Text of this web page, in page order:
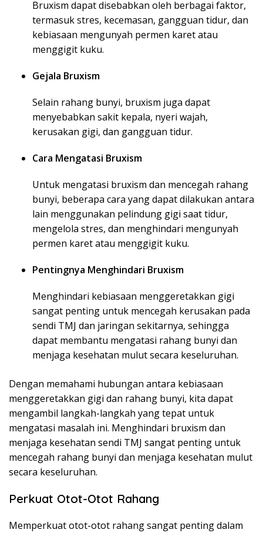
Bruxism dapat disebabkan oleh berbagai faktor,
termasuk stres, kecemasan, gangguan tidur, dan
kebiasaan mengunyah permen karet atau
menggigit kuku.
Gejala Bruxism
Selain rahang bunyi, bruxism juga dapat
menyebabkan sakit kepala, nyeri wajah,
kerusakan gigi, dan gangguan tidur.
Cara Mengatasi Bruxism
Untuk mengatasi bruxism dan mencegah rahang
bunyi, beberapa cara yang dapat dilakukan antara
lain menggunakan pelindung gigi saat tidur,
mengelola stres, dan menghindari mengunyah
permen karet atau menggigit kuku.
Pentingnya Menghindari Bruxism
Menghindari kebiasaan menggeretakkan gigi
sangat penting untuk mencegah kerusakan pada
sendi TMJ dan jaringan sekitarnya, sehingga
dapat membantu mengatasi rahang bunyi dan
menjaga kesehatan mulut secara keseluruhan.
Dengan memahami hubungan antara kebiasaan
menggeretakkan gigi dan rahang bunyi, kita dapat
mengambil langkah-langkah yang tepat untuk
mengatasi masalah ini. Menghindari bruxism dan
menjaga kesehatan sendi TMJ sangat penting untuk
mencegah rahang bunyi dan menjaga kesehatan mulut
secara keseluruhan.
Perkuat Otot-Otot Rahang
Memperkuat otot-otot rahang sangat penting dalam